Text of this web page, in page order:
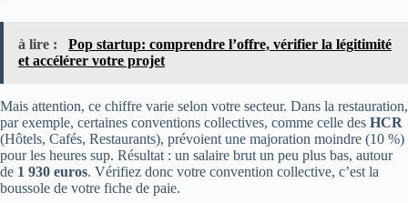
à lire :
Pop startup: comprendre l’offre, vérifier la légitimité
et accélérer votre projet
Mais attention, ce chiffre varie selon votre secteur. Dans la restauration,
par exemple, certaines conventions collectives, comme celle des HCR
(Hôtels, Cafés, Restaurants), prévoient une majoration moindre (10 %)
pour les heures sup. Résultat : un salaire brut un peu plus bas, autour
de 1 930 euros. Vérifiez donc votre convention collective, c’est la
boussole de votre fiche de paie.